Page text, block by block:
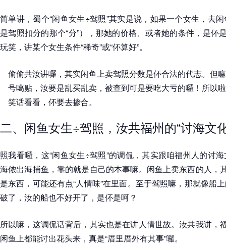
简单讲，蜀个“闲鱼女生÷驾照”其实是说，如果一个女生，去
是驾照扣分的那个“分”），那她的价格、或者她的条件，是伓
玩笑，讲某个女生条件“稀奇”或“伓算好”。
偷偷共汝讲囉，其实闲鱼上卖驾照分数是伓合法的代志。但
号噶贴，汝要是乱买乱卖，被查到可是要吃大亏的囉！所以
笑话看看，伓要去掺合。
二、闲鱼女生÷驾照，汝共福州的“讨海文
照我看囉，这“闲鱼女生÷驾照”的调侃，其实跟咱福州人的讨
海侬出海捕鱼，靠的就是自己的本事嘛。闲鱼上卖东西的人，
是东西，可能还有点“人情味”在里面。至于驾照嘛，那就像船
破了，汝的船也不好开了，是伓是呵？
所以嘛，这调侃话背后，其实也是在讲人情世故。汝共我讲，
闲鱼上都能讨出花头来，真是“厝里厝外有其事”囉。